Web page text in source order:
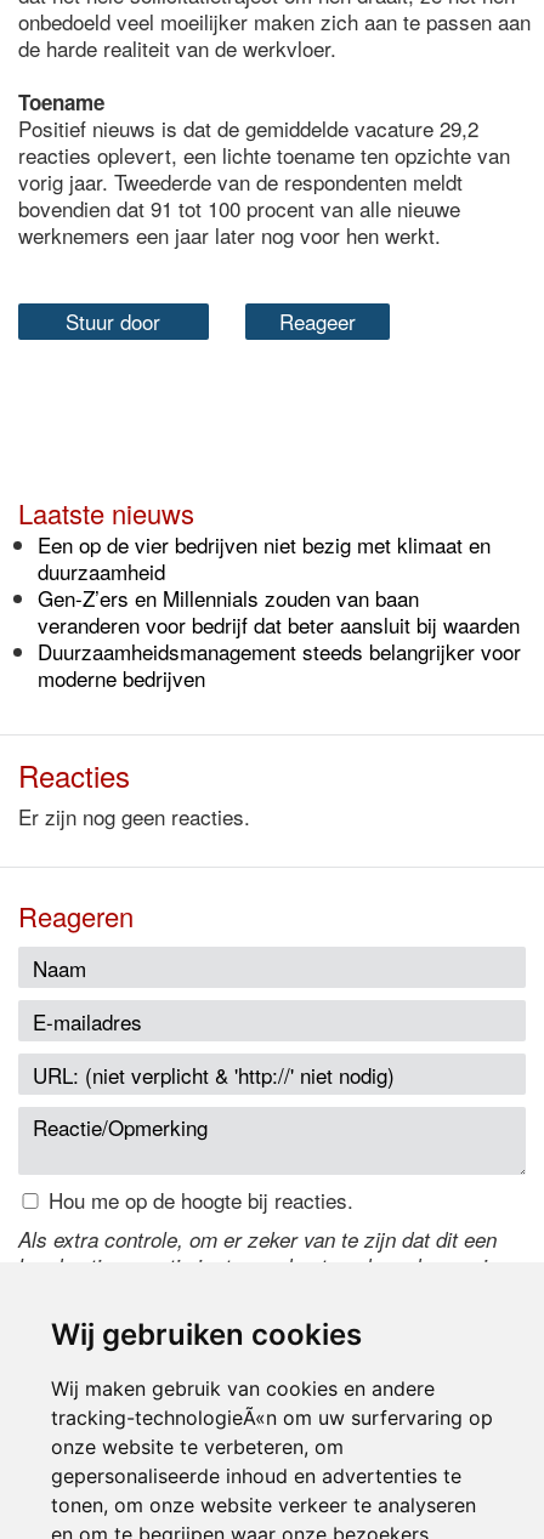
Wij gebruiken cookies
Wij maken gebruik van cookies en andere
tracking-technologieÃ«n om uw surfervaring op
onze website te verbeteren, om
gepersonaliseerde inhoud en advertenties te
tonen, om onze website verkeer te analyseren
en om te begrijpen waar onze bezoekers
onbedoeld veel moeilijker maken zich aan te passen aan
de harde realiteit van de werkvloer.
Toename
Positief nieuws is dat de gemiddelde vacature 29,2
reacties oplevert, een lichte toename ten opzichte van
vorig jaar. Tweederde van de respondenten meldt
bovendien dat 91 tot 100 procent van alle nieuwe
werknemers een jaar later nog voor hen werkt.
Stuur door Reageer
Laatste nieuws
Een op de vier bedrijven niet bezig met klimaat en
duurzaamheid
Gen-Z’ers en Millennials zouden van baan
veranderen voor bedrijf dat beter aansluit bij waarden
Duurzaamheidsmanagement steeds belangrijker voor
moderne bedrijven
Reacties
Er zijn nog geen reacties.
Reageren
Hou me op de hoogte bij reacties.
Als extra controle, om er zeker van te zijn dat dit een
handmatige reactie is, typ onderstaande code over in
de code te wijzigen.